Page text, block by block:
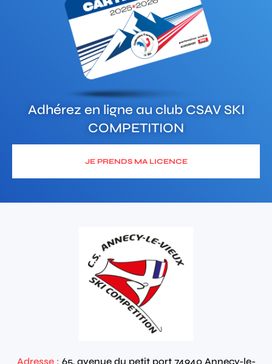
Adhérez en ligne au club CSAV SKI
COMPETITION
JE PRENDS MA LICENCE
Adresse : 65, avenue du petit port 74940 Annecy-le-